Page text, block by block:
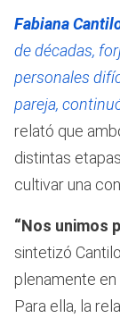
minutes,
seconds
Fabiana
de décadas,
personales
pareja,
relató que
distintas
cultivar una
“Nos unimos
sintetizó
plenamente en
Para ella, la